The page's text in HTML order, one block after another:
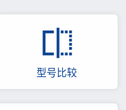
型号比较